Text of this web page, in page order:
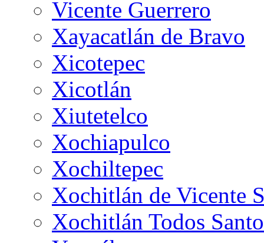
Vicente Guerrero
Xayacatlán de Bravo
Xicotepec
Xicotlán
Xiutetelco
Xochiapulco
Xochiltepec
Xochitlán de Vicente
Xochitlán Todos